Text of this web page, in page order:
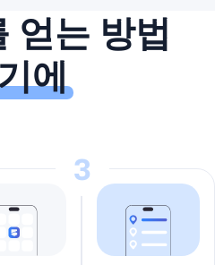
얻는 방법
에
3